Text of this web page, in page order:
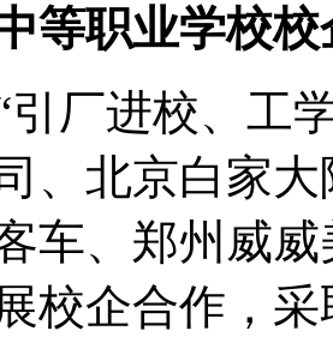
等职业学校校
引厂进校、工
、北京白家
车、郑州威
校企合作，